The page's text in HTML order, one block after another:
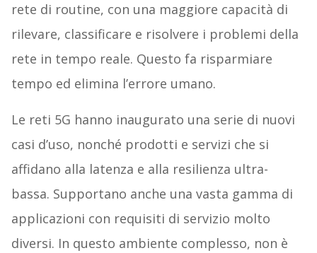
rete di routine, con una maggiore capacità di
rilevare, classificare e risolvere i problemi della
rete in tempo reale. Questo fa risparmiare
tempo ed elimina l’errore umano.
Le reti 5G hanno inaugurato una serie di nuovi
casi d’uso, nonché prodotti e servizi che si
affidano alla latenza e alla resilienza ultra-
bassa. Supportano anche una vasta gamma di
applicazioni con requisiti di servizio molto
diversi. In questo ambiente complesso, non è